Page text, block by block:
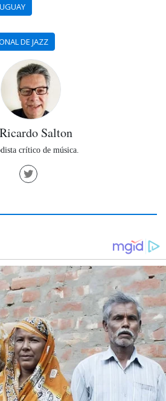
DE JAZZ
Ricardo Salton
crítico de música.